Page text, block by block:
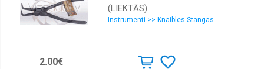
(LIEKTĀS)
Instrumenti >> Knaibles Stangas
2.00€